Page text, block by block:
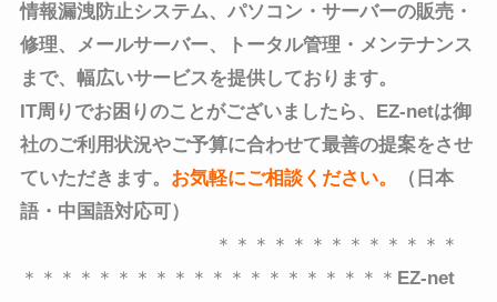
情報漏洩防止システム、パソコン・サーバーの販売・
修理、メールサーバー、トータル管理・メンテナンス
まで、 幅広いサービスを提供しております。
IT周りでお困りのことがございましたら、EZ-netは御
社のご利用状況やご予算に合わせて最善の提案をさせ
ていただきます。 お気軽にご相談ください。
（日本
語・中国語対応可）
＊＊＊＊＊＊＊＊＊＊＊＊＊
＊＊＊＊＊＊＊＊＊＊＊＊＊＊＊＊＊＊＊＊ EZ-net